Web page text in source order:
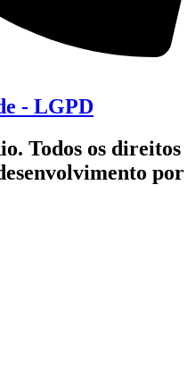
- LGPD
Todos os direitos
por